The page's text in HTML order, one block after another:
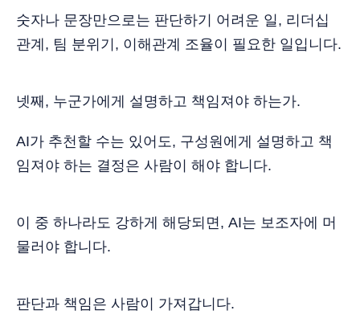
숫자나 문장만으로는 판단하기 어려운 일, 리더십
관계, 팀 분위기, 이해관계 조율이 필요한 일입니다.
넷째, 누군가에게 설명하고 책임져야 하는가.
AI가 추천할 수는 있어도, 구성원에게 설명하고 책
임져야 하는 결정은 사람이 해야 합니다.
이 중 하나라도 강하게 해당되면, AI는 보조자에 머
물러야 합니다.
판단과 책임은 사람이 가져갑니다.